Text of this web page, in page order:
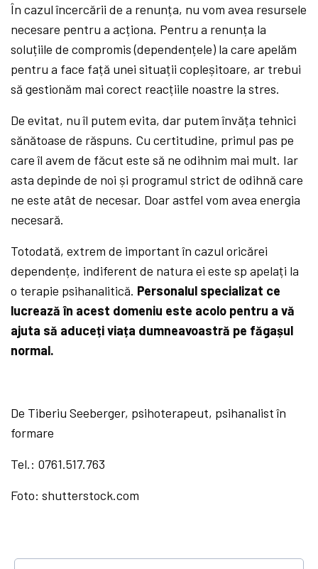
În cazul încercării de a renunța, nu vom avea resursele
necesare pentru a acționa. Pentru a renunța la
soluțiile de compromis (dependențele) la care apelăm
pentru a face față unei situații copleșitoare, ar trebui
să gestionăm mai corect reacțiile noastre la stres.
De evitat, nu îl putem evita, dar putem învăța tehnici
sănătoase de răspuns. Cu certitudine, primul pas pe
care îl avem de făcut este să ne odihnim mai mult. Iar
asta depinde de noi și programul strict de odihnă care
ne este atât de necesar. Doar astfel vom avea energia
necesară.
Totodată, extrem de important în cazul oricărei
dependențe, indiferent de natura ei este sp apelați la
o terapie psihanalitică. Personalul specializat ce
lucrează în acest domeniu este acolo pentru a vă
ajuta să aduceți viața dumneavoastră pe făgașul
normal.
De Tiberiu Seeberger, psihoterapeut, psihanalist în
formare
Tel.: 0761.517.763
Foto: shutterstock.com